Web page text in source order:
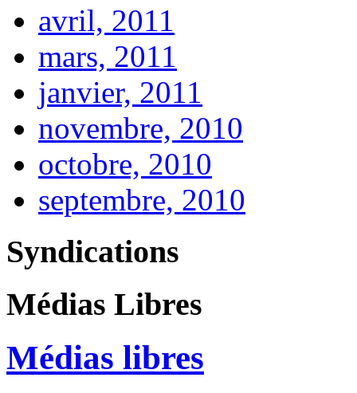
avril, 2011
mars, 2011
janvier, 2011
novembre, 2010
octobre, 2010
septembre, 2010
Syndications
Médias Libres
Médias libres